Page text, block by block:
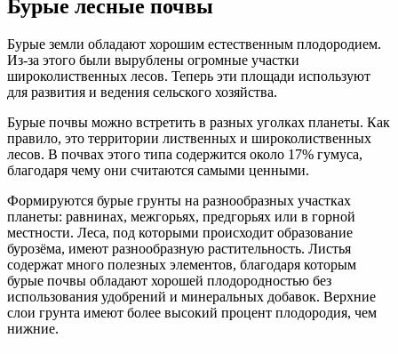
Бурые лесные почвы
Бурые земли обладают хорошим естественным плодородием.
Из-за этого были вырублены огромные участки
широколиственных лесов. Теперь эти площади используют
для развития и ведения сельского хозяйства.
Бурые почвы можно встретить в разных уголках планеты. Как
правило, это территории лиственных и широколиственных
лесов. В почвах этого типа содержится около 17% гумуса,
благодаря чему они считаются самыми ценными.
Формируются бурые грунты на разнообразных участках
планеты: равнинах, межгорьях, предгорьях или в горной
местности. Леса, под которыми происходит образование
бурозёма, имеют разнообразную растительность. Листья
содержат много полезных элементов, благодаря которым
бурые почвы обладают хорошей плодородностью без
использования удобрений и минеральных добавок. Верхние
слои грунта имеют более высокий процент плодородия, чем
нижние.